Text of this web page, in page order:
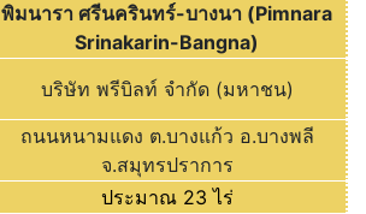
พิมนารา ศรีนครินทร์-บางนา (Pimnara
Srinakarin-Bangna)
บริษัท พรีบิลท์ จำกัด (มหาชน)
ถนนหนามแดง ต.บางแก้ว อ.บางพลี
จ.สมุทรปราการ
ประมาณ 23 ไร่